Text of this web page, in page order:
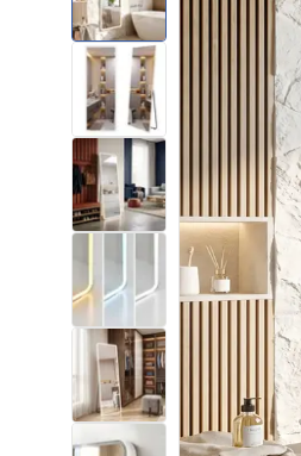
Vannitoa dušialused
Lineaarne duši äravool
Tualettruumid
Vajub ära
Vannid ja ekraanid
Vannitoa segistid